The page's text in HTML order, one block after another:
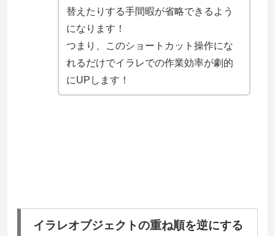
替えたりする手間暇が省略できるよう
になります！
つまり、このショートカット操作にな
れるだけでイラレでの作業効率が劇的
にUPします！
イラレオブジェクトの重ね順を逆にする